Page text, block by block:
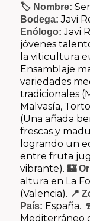
🏷️ Nombre:
Bodega: Javi
Enólogo: Javi
jóvenes
la viticultura
Ensamblaje
variedades
tradicionales
Malvasía,
(Una añada
frescas y
logrando un
entre fruta
vibrante). 🏰
altura en La
(Valencia). 📍
País: España.
Mediterráneo